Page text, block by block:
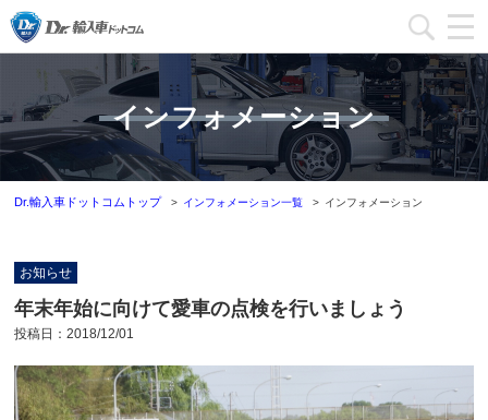
加盟店一覧
加盟店ブログ一覧
インフォメーション
加盟店募集
インフォメーション
Dr.輸入車ドットコムトップ インフォメーション一覧 インフォメーション
お知らせ
年末年始に向けて愛車の点検を行いましょう
投稿日：2018/12/01